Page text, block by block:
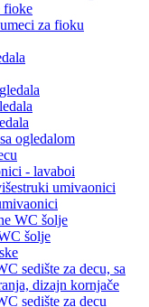
fioke
za fioku
ogledalom
- lavaboi
umivaonici
WC šolje
šolje
sedište za decu, sa
dizajn kornjače
sedište za decu